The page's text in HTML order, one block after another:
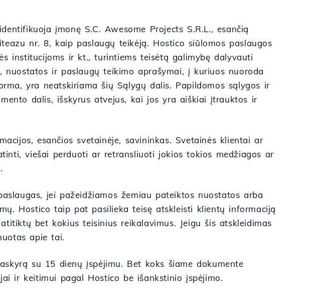
įmonę S.C. Awesome Projects S.R.L., esančią
nr. 8, kaip paslaugų teikėją. Hostico siūlomos paslaugos
institucijoms ir kt., turintiems teisėtą galimybę dalyvauti
nuostatos ir paslaugų teikimo aprašymai, į kuriuos nuoroda
yra neatskiriama šių Sąlygų dalis. Papildomos sąlygos ir
dalis, išskyrus atvejus, kai jos yra aiškiai įtrauktos ir
esančios svetainėje, savininkas. Svetainės klientai ar
viešai perduoti ar retransliuoti jokios tokios medžiagos ar
jei pažeidžiamos žemiau pateiktos nuostatos arba
Hostico taip pat pasilieka teisę atskleisti klientų informaciją
bet kokius teisinius reikalavimus. Jeigu šis atskleidimas
apie tai.
su 15 dienų įspėjimu. Bet koks šiame dokumente
ir keitimui pagal Hostico be išankstinio įspėjimo.